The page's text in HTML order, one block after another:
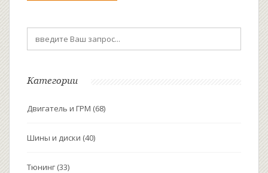
Категории
Двигатель и ГРМ (68)
Шины и диски (40)
Тюнинг (33)